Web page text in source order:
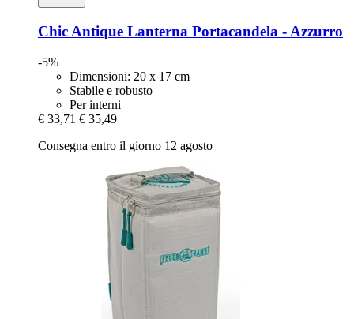
Chic Antique Lanterna Portacandela -​ Azzurro
-5%
Dimensioni: 20 x 17 cm
Stabile e robusto
Per interni
€ 33,71 € 35,49
Consegna entro il giorno 12 agosto